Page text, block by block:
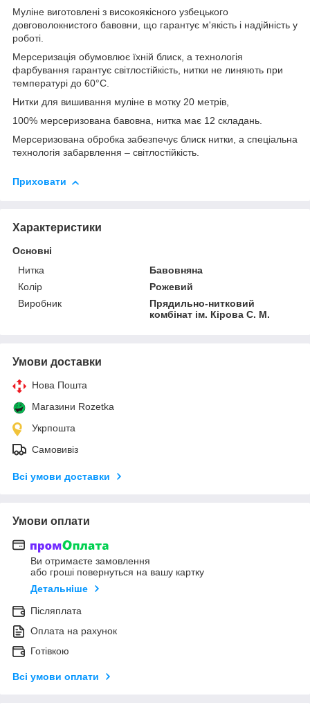
Муліне виготовлені з високоякісного узбецького
довговолокнистого бавовни, що гарантує м'якість і надійність у
роботі.
Мерсеризація обумовлює їхній блиск, а технологія
фарбування гарантує світлостійкість, нитки не линяють при
температурі до 60°С.
Нитки для вишивання муліне в мотку 20 метрів,
100% мерсеризована бавовна, нитка має 12 складань.
Мерсеризована обробка забезпечує блиск нитки, а спеціальна
технологія забарвлення – світлостійкість.
Приховати
Характеристики
Основні
Нитка
Бавовняна
Колір
Рожевий
Виробник
Прядильно-нитковий
комбінат ім. Кірова С. М.
Умови доставки
Нова Пошта
Магазини Rozetka
Укрпошта
Самовивіз
Всі умови доставки
Умови оплати
Ви отримаєте замовлення
або гроші повернуться на вашу картку
Детальніше
Післяплата
Оплата на рахунок
Готівкою
Всі умови оплати